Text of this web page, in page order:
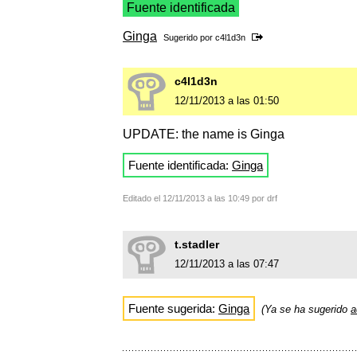
Fuente identificada
Ginga Sugerido por c4l1d3n
c4l1d3n
12/11/2013 a las 01:50
UPDATE: the name is Ginga
Fuente identificada: Ginga
Editado el 12/11/2013 a las 10:49 por drf
t.stadler
12/11/2013 a las 07:47
Fuente sugerida: Ginga (Ya se ha sugerido